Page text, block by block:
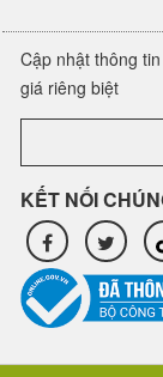
Cập nhật thông
giá riêng biệt
KẾT NỐI